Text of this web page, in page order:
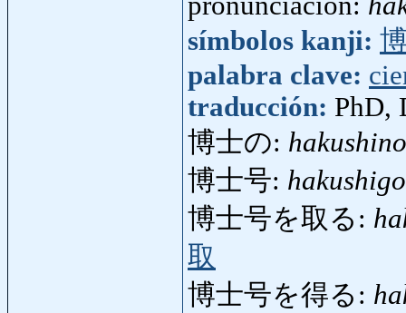
símbolos kanji:
palabra clave:
traducción: PhD,
博士の: hakushino
博士号:
博士号を取る:
取
博士号を得る: